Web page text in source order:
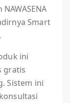
Smart
ini
gratis
Sistem ini